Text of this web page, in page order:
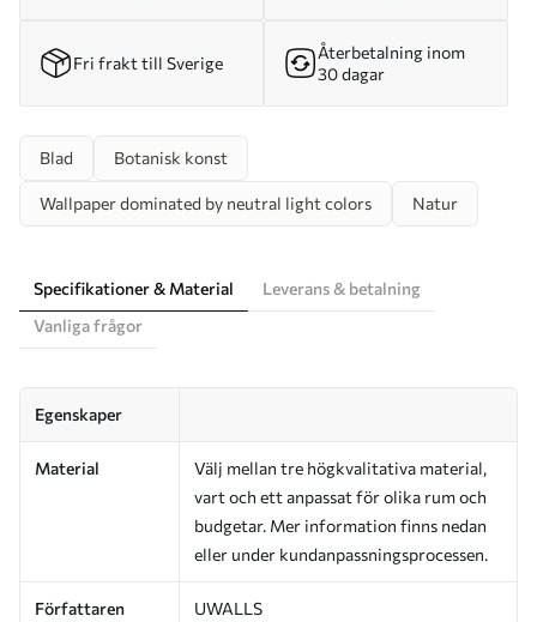
Fri frakt till Sverige
Återbetalning inom
30 dagar
Blad Botanisk konst
Wallpaper dominated by neutral light colors Natur
Specifikationer & Material
Leverans & betalning
Vanliga frågor
Egenskaper
Material
Välj mellan tre högkvalitativa material,
vart och ett anpassat för olika rum och
budgetar. Mer information finns nedan
eller under kundanpassningsprocessen.
Författaren UWALLS